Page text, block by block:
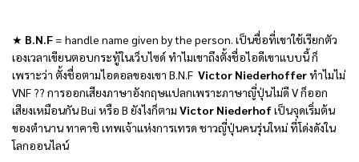
★ B.N.F = handle name given by the person. เป็นชื่อที่เขาใช้เรียกตัว
เองเวลาเขียนตอบกระทู้ในเว็บไซด์ ทำไมเขาถึงตั้งชื่อไอดีเขาแบบนี้ ก็
เพราะว่า ตั้งชื่อตามไอดอลของเขา B.N.F Victor Niederhofferทำไมไม่
VNF ?? การออกเสียงภาษาอังกฤษแปลกเพราะภาษาญี่ปุ่นไม่ดี V ก็ออก
เสียงเหมือนกัน Bui หรือ B ยังไงก็ตาม Victor Niederhofเป็นจุดเริ่มต้น
ของตำนาน ทาคาชิ เทพเจ้าแห่งการเทรด ชาวญี่ปุ่นคนรุ่นใหม่ ที่โด่งดังใน
โลกออนไลน์